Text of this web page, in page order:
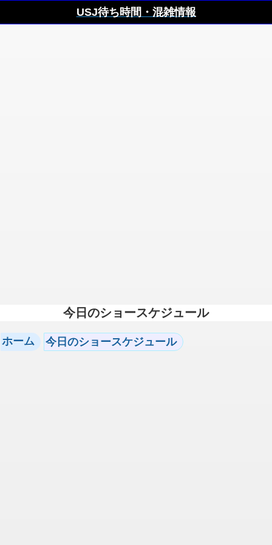
USJ待ち時間・混雑情報
今日のショースケジュール
ホーム 今日のショースケジュール